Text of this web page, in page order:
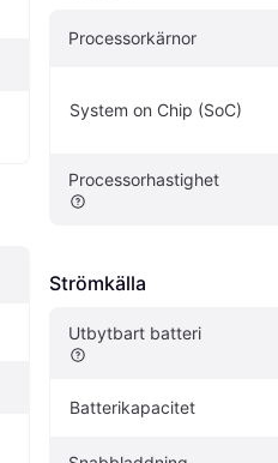
Processorkärnor
System on Chip (SoC)
Processorhastighet
Strömkälla
Utbytbart batteri
Batterikapacitet